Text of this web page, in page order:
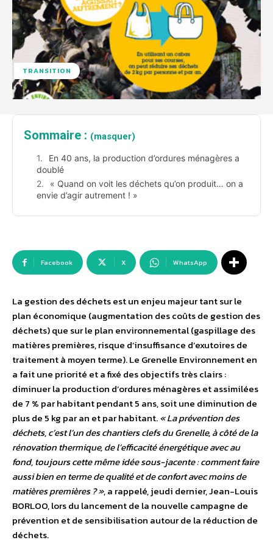
TRANSITION
Sommaire : (masquer)
En 40 ans, la production d’ordures ménagères a
doublé
« Quand on voit les déchets qu’on produit… on a
envie d’agir autrement ! »
Facebook X WhatsApp
La gestion des déchets est un enjeu majeur tant sur le
plan économique (augmentation des coûts de gestion des
déchets) que sur le plan environnemental (gaspillage des
matières premières, risque d’insuffisance d’exutoires de
traitement à moyen terme). Le Grenelle Environnement en
a fait une priorité et a fixé des objectifs très clairs :
diminuer la production d’ordures ménagères et assimilées
de 7 % par habitant pendant 5 ans, soit une diminution de
plus de 5 kg par an et par habitant.« La prévention des
déchets, c’est l’un des chantiers clefs du Grenelle, à côté de la
rénovation thermique, de l’efficacité énergétique avec au
fond, toujours cette même idée sous-jacente : comment faire
aussi bien en terme de qualité et de confort avec moins de
matières premières ? », a rappelé, jeudi dernier, Jean-Louis
BORLOO, lors du lancement de la nouvelle campagne de
prévention et de sensibilisation autour de la réduction de
déchets.